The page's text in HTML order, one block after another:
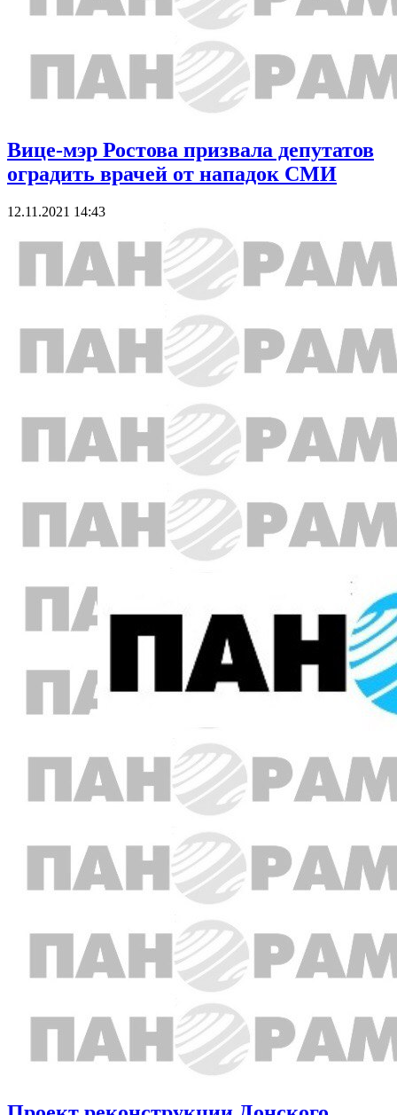
Вице-мэр Ростова призвала депутатов
оградить врачей от нападок СМИ
12.11.2021 14:43